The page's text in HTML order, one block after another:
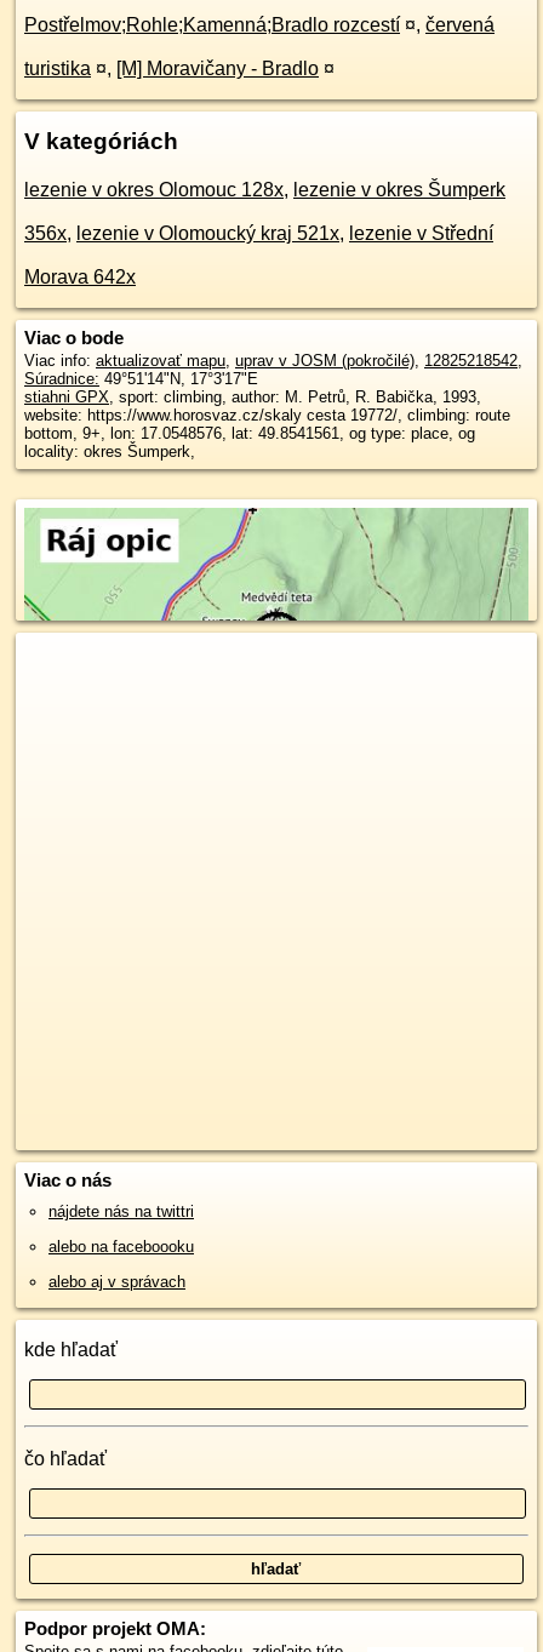
Postřelmov;Rohle;Kamenná;Bradlo rozcestí ¤, červená
turistika ¤, [M] Moravičany - Bradlo ¤
V kategóriách
lezenie v okres Olomouc 128x, lezenie v okres Šumperk
356x, lezenie v Olomoucký kraj 521x, lezenie v Střední
Morava 642x
Viac o bode
Viac info: aktualizovať mapu, uprav v JOSM (pokročilé), 12825218542,
Súradnice: 49°51'14"N, 17°3'17"E
stiahni GPX, sport: climbing, author: M. Petrů, R. Babička, 1993,
website: https://www.horosvaz.cz/skaly cesta 19772/, climbing: route
bottom, 9+, lon: 17.0548576, lat: 49.8541561, og type: place, og
locality: okres Šumperk,
Viac o nás
nájdete nás na twittri
alebo na faceboooku
alebo aj v správach
kde hľadať
čo hľadať
Podpor projekt OMA: